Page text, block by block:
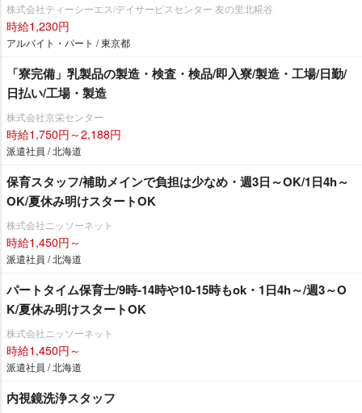
株式会社ティーシーエス/デイサービスセンター 友の里北糀谷
時給1,230円
アルバイト・パート / 東京都
「寮完備」乳製品の製造・検査・検品/即入寮/製造・工場/日勤/
日払い/工場・製造
株式会社京栄センター
時給1,750円～2,188円
派遣社員 / 北海道
保育スタッフ/補助メインで負担は少なめ・週3日～OK/1日4h～
OK/夏休み明けスタートOK
株式会社ニッソーネット
時給1,450円～
派遣社員 / 北海道
パートタイム保育士/9時-14時や10-15時もok・1日4h～/週3～O
K/夏休み明けスタートOK
株式会社ニッソーネット
時給1,450円～
派遣社員 / 北海道
内視鏡洗浄スタッフ